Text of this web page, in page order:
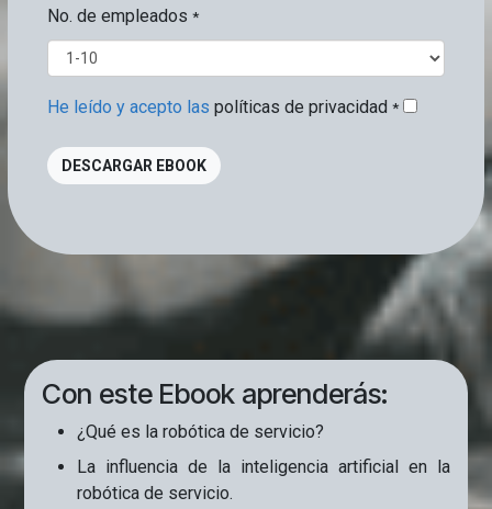
No. de empleados *
He leído y acepto las políticas de privacidad *
DESCARGAR EBOOK
Con este Ebook aprenderás:
¿Qué es la robótica de servicio?
La influencia de la inteligencia artificial en la
robótica de servicio.